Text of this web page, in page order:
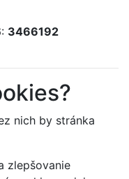
3466192
nich by stránka
zlepšovanie